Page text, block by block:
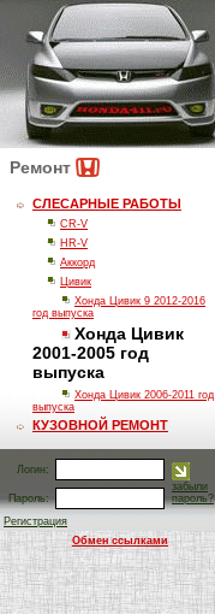
Ремонт
СЛЕСАРНЫЕ РАБОТЫ
CR-V
HR-V
Аккорд
Цивик
Хонда Цивик 9 2012-2016
год выпуска
Хонда Цивик
2001-2005 год
выпуска
Хонда Цивик 2006-2011 год
выпуска
КУЗОВНОЙ РЕМОНТ
Логин:
Пароль:
забыли
пароль?
Регистрация
Обмен ссылками